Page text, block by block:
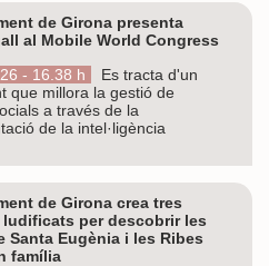
de Girona presenta
al Mobile World Congress
- 16.38 h
Es tracta d'un
que millora la gestió de
a través de la
de la intel·ligència
de Girona crea tres
per descobrir les
Santa Eugènia i les Ribes
família